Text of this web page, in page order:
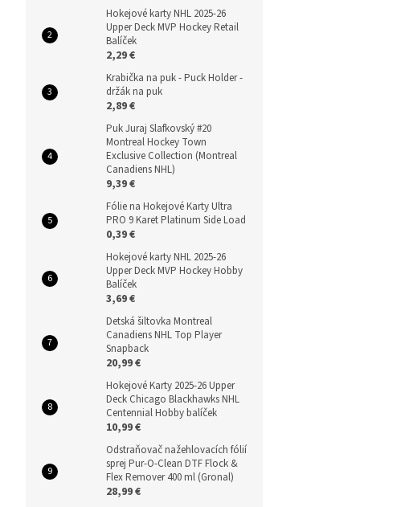
Hokejové karty NHL 2025-26
Upper Deck MVP Hockey Retail
Balíček
2,29 €
Krabička na puk - Puck Holder -
držák na puk
2,89 €
Puk Juraj Slafkovský #20
Montreal Hockey Town
Exclusive Collection (Montreal
Canadiens NHL)
9,39 €
Fólie na Hokejové Karty Ultra
PRO 9 Karet Platinum Side Load
0,39 €
Hokejové karty NHL 2025-26
Upper Deck MVP Hockey Hobby
Balíček
3,69 €
Detská šiltovka Montreal
Canadiens NHL Top Player
Snapback
20,99 €
Hokejové Karty 2025-26 Upper
Deck Chicago Blackhawks NHL
Centennial Hobby balíček
10,99 €
Odstraňovač nažehlovacích fólií
sprej Pur-O-Clean DTF Flock &
Flex Remover 400 ml (Gronal)
28,99 €